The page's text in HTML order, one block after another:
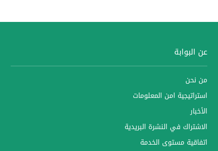
عن البوابة
من نحن
استراتيجية امن المعلومات
الأخبار
الاشتراك في النشرة البريدية
اتفاقية مستوى الخدمة